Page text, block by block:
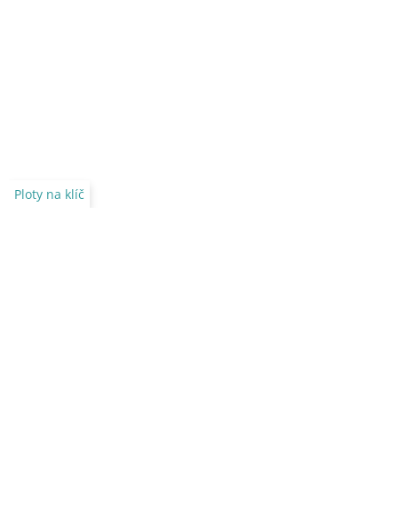
Ploty na klíč